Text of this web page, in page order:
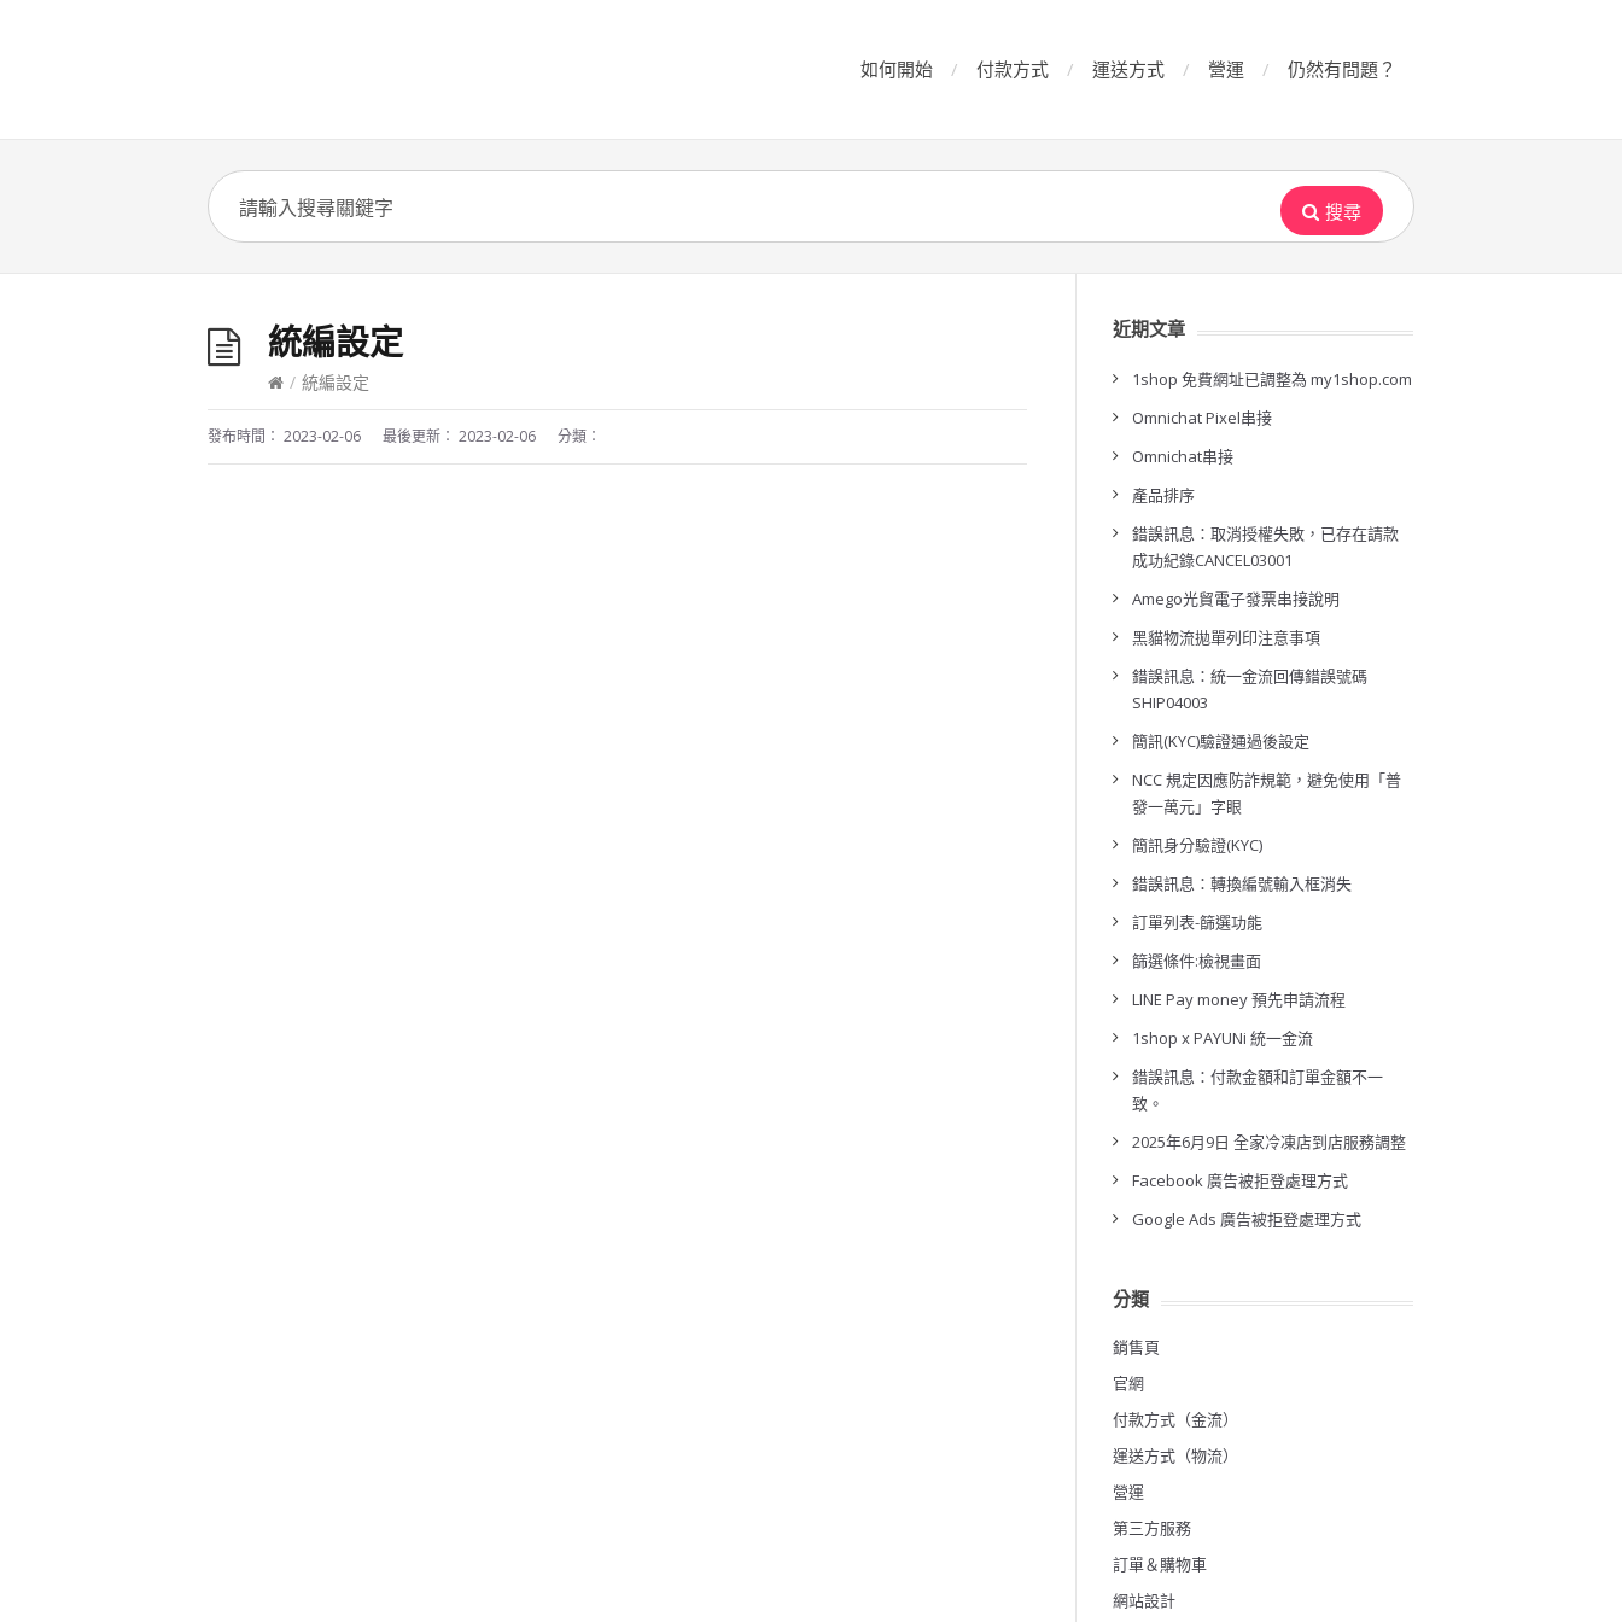
如何開始 付款方式 運送方式 營運 仍然有問題？
搜尋
統編設定
/ 統編設定
發布時間： 2023-02-06 最後更新： 2023-02-06 分類：
近期文章
1shop 免費網址已調整為 my1shop.com
Omnichat Pixel串接
Omnichat串接
產品排序
錯誤訊息：取消授權失敗，已存在請款
成功紀錄CANCEL03001
Amego光貿電子發票串接說明
黑貓物流拋單列印注意事項
錯誤訊息：統一金流回傳錯誤號碼
SHIP04003
簡訊(KYC)驗證通過後設定
NCC 規定因應防詐規範，避免使用「普
發一萬元」字眼
簡訊身分驗證(KYC)
錯誤訊息：轉換編號輸入框消失
訂單列表-篩選功能
篩選條件:檢視畫面
LINE Pay money 預先申請流程
1shop x PAYUNi 統一金流
錯誤訊息：付款金額和訂單金額不一
致。
2025年6月9日 全家冷凍店到店服務調整
Facebook 廣告被拒登處理方式
Google Ads 廣告被拒登處理方式
分類
銷售頁
官網
付款方式（金流）
運送方式（物流）
營運
第三方服務
訂單＆購物車
網站設計